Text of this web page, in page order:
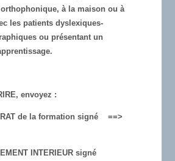
orthophonique, à la maison ou à
les patients dyslexiques-
ou présentant un
envoyez :
de la formation signé ==>
INTERIEUR signé